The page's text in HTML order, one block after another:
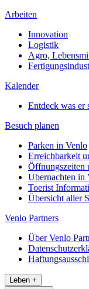
Arbeiten
Innovation
Logistik
Agro,
Kalender
Entdeck was er
Besuch planen
Parken in Venlo
Erreichbarkeit
Öffnungszeiten
Ubernachten in
Toerist
Übersicht aller
Venlo Partners
Über Venlo
Leben +